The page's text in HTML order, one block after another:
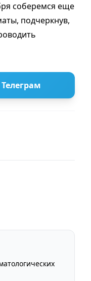
соберемся еще
подчеркнув,